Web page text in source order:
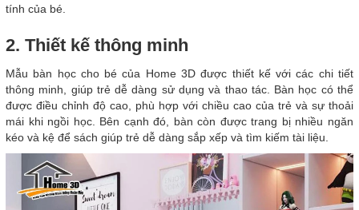
tính của bé.
2. Thiết kế thông minh
Mẫu bàn học cho bé của Home 3D được thiết kế với các chi tiết
thông minh, giúp trẻ dễ dàng sử dụng và thao tác. Bàn học có thể
được điều chỉnh độ cao, phù hợp với chiều cao của trẻ và sự thoải
mái khi ngồi học. Bên cạnh đó, bàn còn được trang bị nhiều ngăn
kéo và kệ để sách giúp trẻ dễ dàng sắp xếp và tìm kiếm tài liệu.